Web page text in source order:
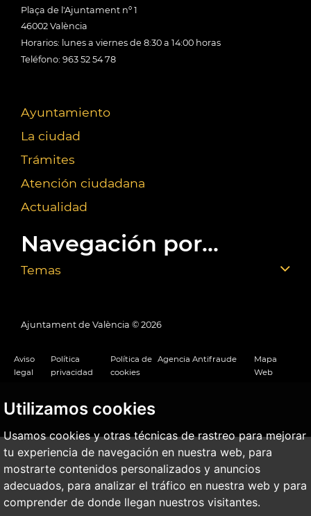
Utilizamos cookies
Usamos cookies y otras técnicas de rastreo para mejorar
tu experiencia de navegación en nuestra web, para
mostrarte contenidos personalizados y anuncios
adecuados, para analizar el tráfico en nuestra web y para
comprender de donde llegan nuestros visitantes.
Plaça de l'Ajuntament nº 1
46002 València
Horarios: lunes a viernes de 8:30 a 14:00 horas
Teléfono: 963 52 54 78
Ayuntamiento
La ciudad
Trámites
Atención ciudadana
Actualidad
Navegación por...
Temas
Ajuntament de València © 2026
Aviso
legal
Política
privacidad
Política de
cookies
Agencia Antifraude
Mapa
Web